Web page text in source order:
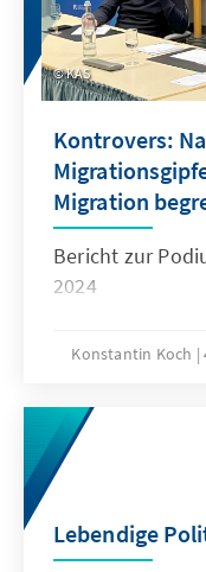
KAS
Kontrovers:
Migration
Bericht zur
2024
Konstantin Koch
Lebendige